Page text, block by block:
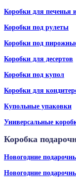
Коробки для печенья
Коробки под рулеты
Коробки под
Коробки для десертов
Коробки под купол
Коробки для
Купольные упаковки
Универсальные
Коробка
Новогодние
Новогодние